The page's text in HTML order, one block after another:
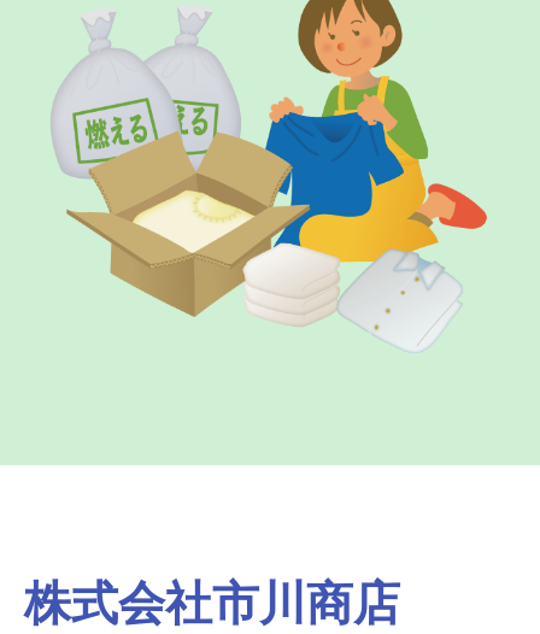
株式会社市川商店